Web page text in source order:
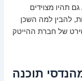
תהיו מצוידים
להבין למה השכן
של חברת ההייטק
תוכנה